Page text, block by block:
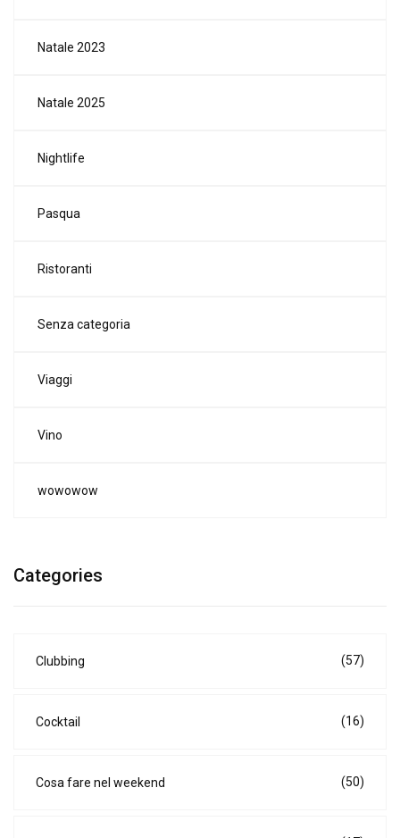
Natale 2023
Natale 2025
Nightlife
Pasqua
Ristoranti
Senza categoria
Viaggi
Vino
wowowow
Categories
Clubbing (57)
Cocktail (16)
Cosa fare nel weekend (50)